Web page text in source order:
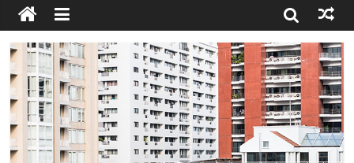
ธุรกิจ
SME
แห่ง